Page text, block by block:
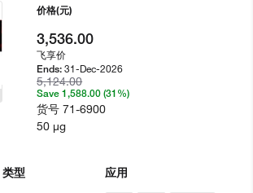
类型
应用
价格(元)
3,536.00
飞享价
Ends:31-Dec-2026
5,124.00
Save 1,588.00 (31%)
货号71-6900
50 µg